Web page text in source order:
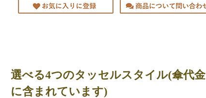
選べる4つのタッセルスタイル(傘代金
に含まれています)